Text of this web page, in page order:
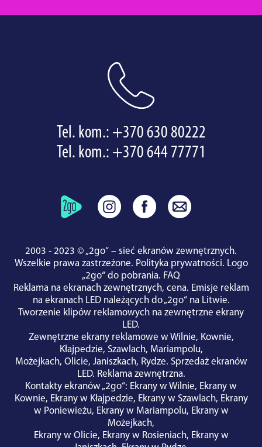
Tel. kom.: +370 630 80222
Tel. kom.: +370 644 77771
2003 - 2023 © „2go“ – sieć ekranów zewnętrznych.
Wszelkie prawa zastrzeżone. Polityka prywatności. Logo
„2go“ do pobrania. FAQ
Reklama na ekranach zewnętrznych, cena. Emisje reklam
na ekranach LED należących do „2go“ na Litwie.
Tworzenie klipów reklamowych na zewnętrzne ekrany
LED.
Zewnętrzne ekrany reklamowe w Wilnie, Kownie,
Kłajpedzie, Szawlach, Mariampolu,
Możejkach, Olicie, Janiszkach, Rydze. Sprzedaż ekranów
LED. Reklama zewnętrzna.
Kontakty ekranów „2go“: Ekrany w Wilnie, Ekrany w
Kownie, Ekrany w Kłajpedzie, Ekrany w Szawlach, Ekrany
w Poniewieżu, Ekrany w Mariampolu, Ekrany w
Możejkach,
Ekrany w Olicie, Ekrany w Rosieniach, Ekrany w